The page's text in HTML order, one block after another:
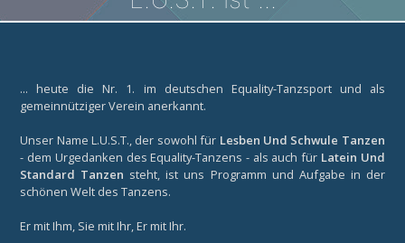
... heute die Nr. 1. im deutschen Equality-Tanzsport und als
gemeinnütziger Verein anerkannt.
Unser Name L.U.S.T., der sowohl für Lesben Und Schwule Tanzen
- dem Urgedanken des Equality-Tanzens - als auch für Latein Und
Standard Tanzen steht, ist uns Programm und Aufgabe in der
schönen Welt des Tanzens.
Er mit Ihm, Sie mit Ihr, Er mit Ihr.